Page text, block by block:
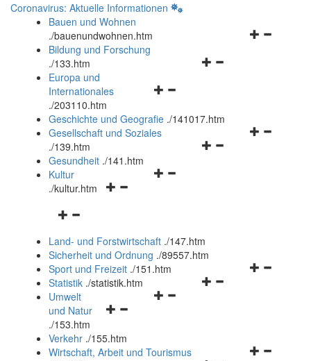
Coronavirus: Aktuelle Informationen
Bauen und Wohnen
./bauenundwohnen.htm
Navigationsmenü
Bildung und Forschung
./133.htm
Navigationsmenü
und
schließen
Europa und
Internationales
./203110.htm
Geschichte und Geografie ./141017.htm
Navigationsmenü
Gesellschaft und Soziales
./139.htm
Navigationsmenü
Gesundheit ./141.htm
Navigationsmenü
Kultur
./kultur.htm
Navigationsmenü
und
schließen
Land- und Forstwirtschaft ./147.htm
Sicherheit und Ordnung ./89557.htm
Navigationsmenü
Sport und Freizeit ./151.htm
Navigationsmenü
Statistik ./statistik.htm
Navigationsmenü
und
schließen
Umwelt
und Natur
./153.htm
Verkehr ./155.htm
Wirtschaft, Arbeit und Tourismus